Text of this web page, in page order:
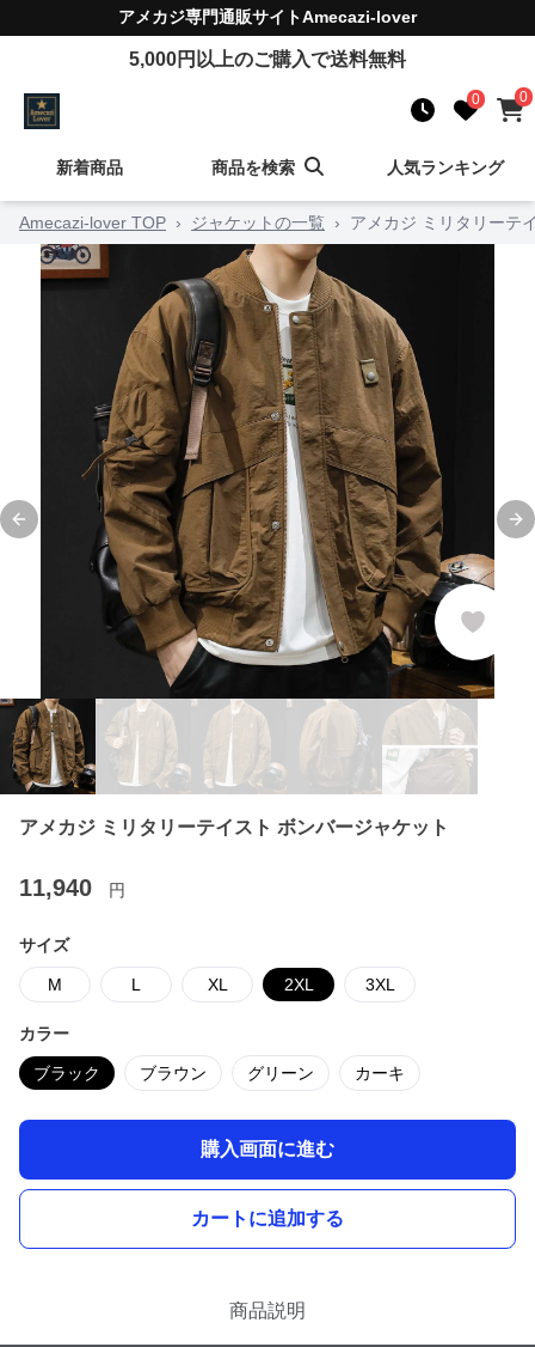
アメカジ専門通販サイトAmecazi-lover
5,000円以上のご購入で送料無料
0 0
新着商品 商品を検索 人気ランキング
Amecazi-lover TOP › ジャケットの一覧 › アメカジ ミリタリーテ
Previous slide
アメカジ ミリタリーテイスト ボンバージャケット
11,940 円
サイズ
M L XL 2XL 3XL
カラー
ブラック ブラウン グリーン カーキ
購入画面に進む
カートに追加する
商品説明